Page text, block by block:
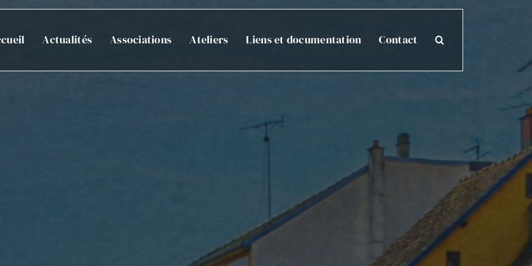
Actualités Associations Ateliers Liens et documentation Contact